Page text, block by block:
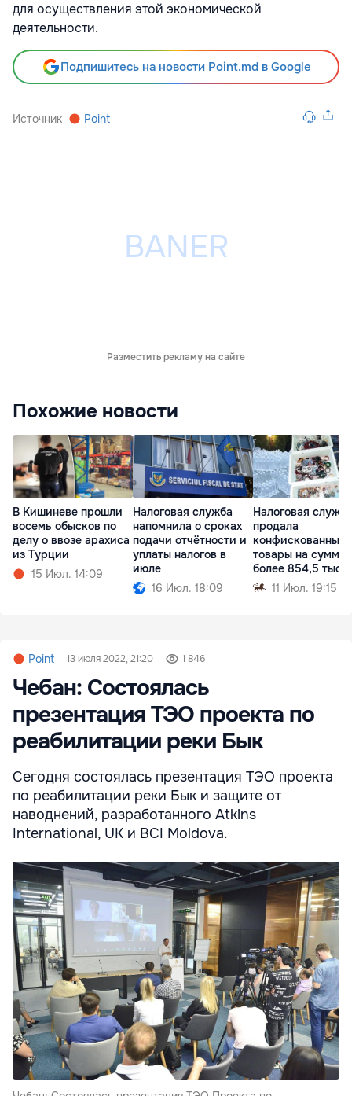
для осуществления этой экономической
деятельности.
Подпишитесь на новости Point.md в Google
Источник Point
Разместить рекламу на сайте
Похожие новости
В Кишиневе прошли
восемь обысков по
делу о ввозе арахиса
из Турции
15 Июл. 14:09
Налоговая служба
напомнила о сроках
подачи отчётности и
уплаты налогов в
июле
16 Июл. 18:09
Налоговая служба
продала
конфискованные
товары на сумму
более 854,5
леев11 Июл. 19:15
Point 13 июля 2022, 21:20 1 846
Чебан: Состоялась
презентация ТЭО проекта по
реабилитации реки Бык
Сегодня состоялась презентация ТЭО проекта
по реабилитации реки Бык и защите от
наводнений, разработанного Atkins
International, UK и BCI Moldova.